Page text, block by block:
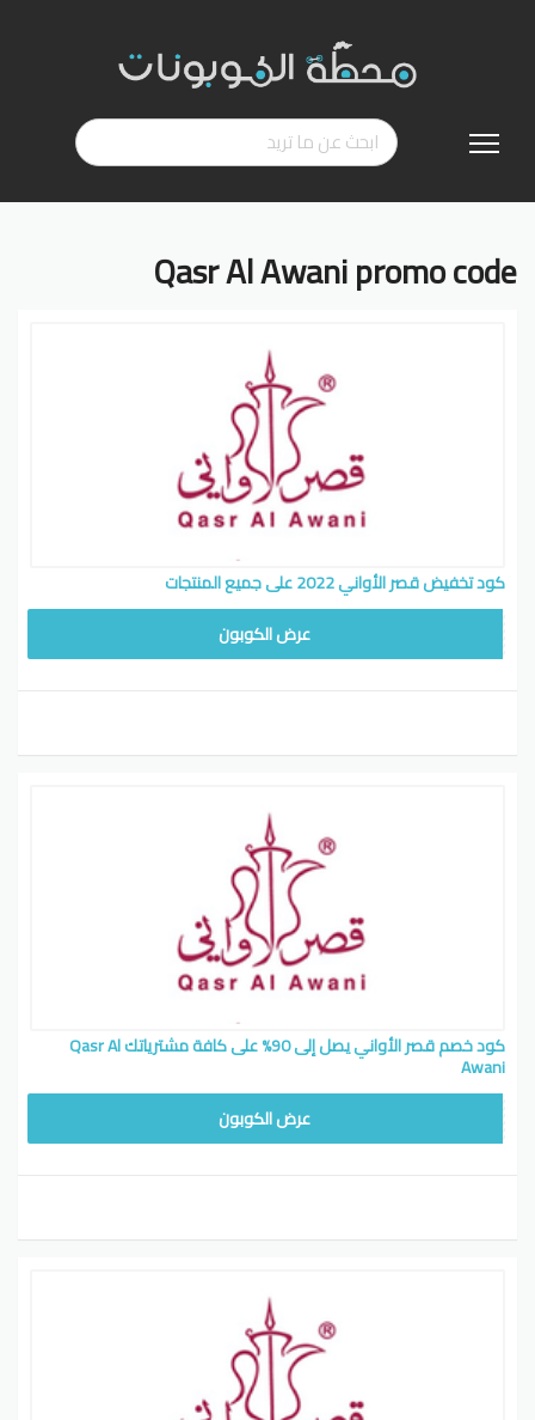
إلى
Qasr Al Awani promo code
كود تخفيض قصر الأواني 2022 على جميع المنتجات
عرض الكوبون
كود خصم قصر الأواني يصل إلى 90% على كافة مشترياتك Qasr Al
Awani
عرض الكوبون